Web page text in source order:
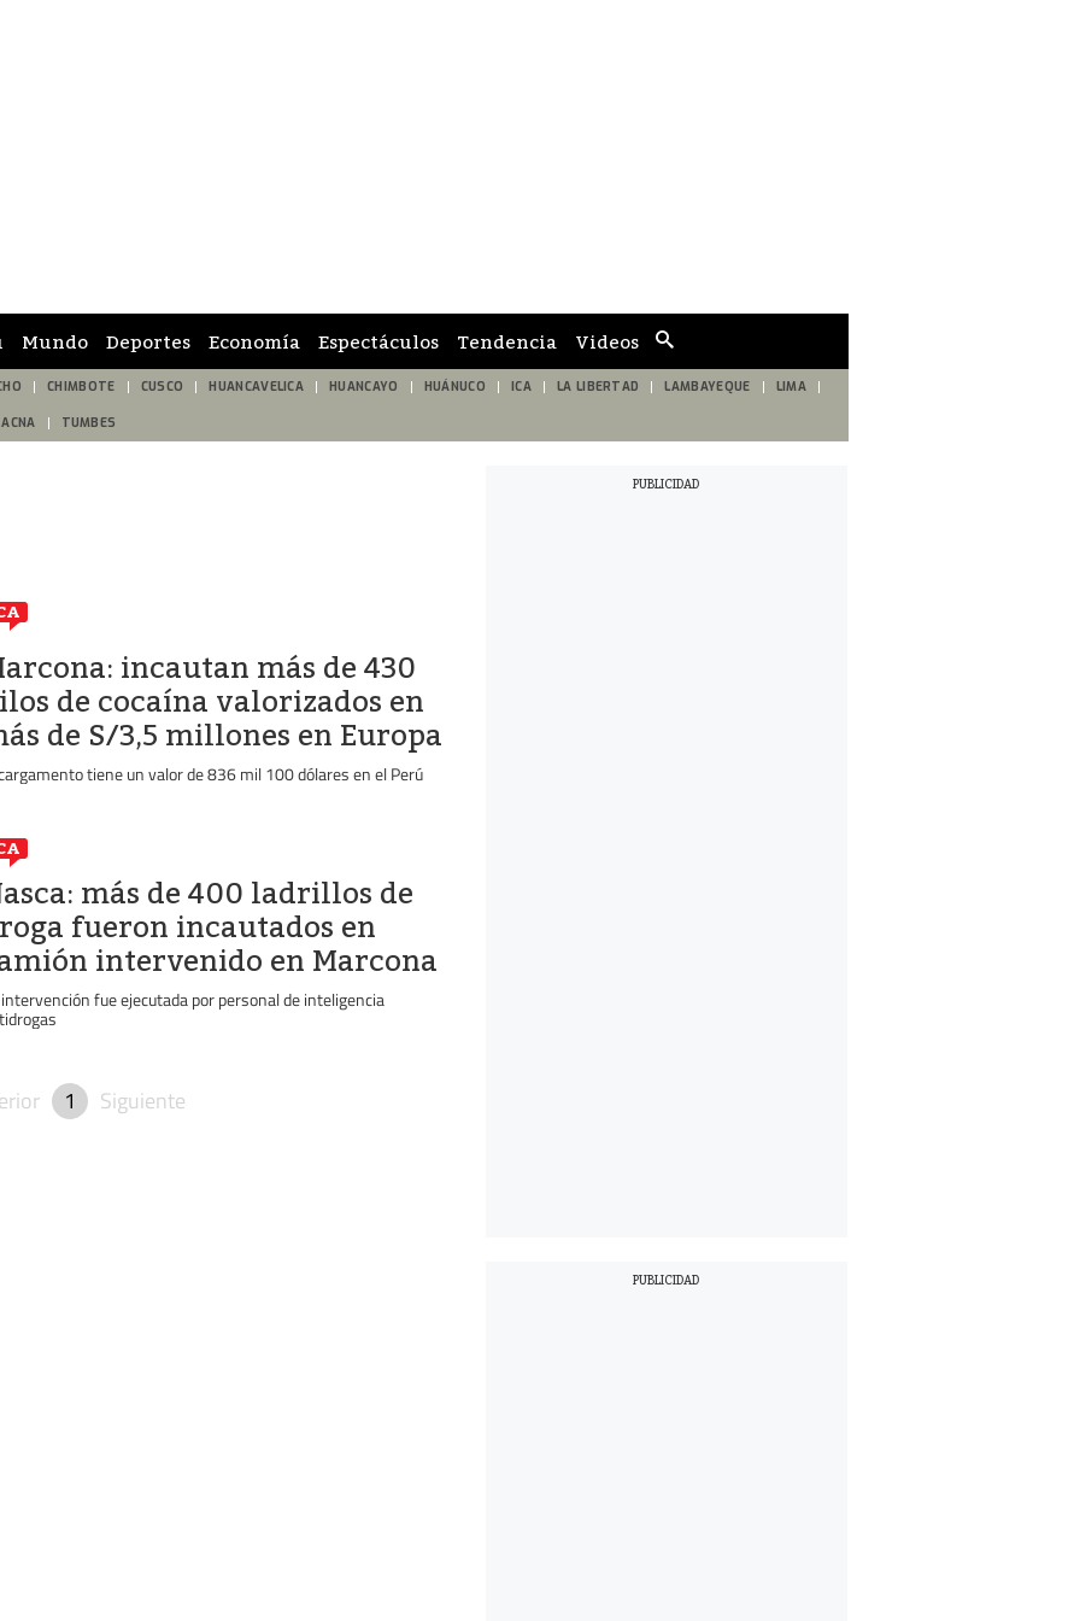
de
búsqueda
Mundo Deportes Economía Espectáculos Tendencia Videos
CHIMBOTE CUSCO HUANCAVELICA HUANCAYO HUÁNUCO ICA LA LIBERTAD LAMBAYEQUE LIMA
TUMBES
incautan más de 430
de cocaína valorizados en
de S/3,5 millones en Europa
tiene un valor de 836 mil 100 dólares en el Perú
más de 400 ladrillos de
fueron incautados en
intervenido en Marcona
fue ejecutada por personal de inteligencia
1 Siguiente